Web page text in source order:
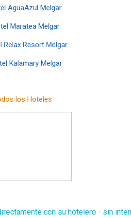
los Hoteles
con su hotelero - sin